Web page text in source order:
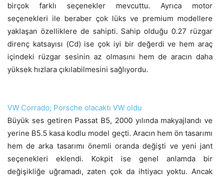
birçok farklı seçenekler mevcuttu. Ayrıca motor
seçenekleri ile beraber çok lüks ve premium modellere
yaklaşan özelliklere de sahipti. Sahip olduğu 0.27 rüzgar
direnç katsayısı (Cd) ise çok iyi bir değerdi ve hem araç
içindeki rüzgar sesinin az olmasını hem de aracın daha
yüksek hızlara çıkılabilmesini sağlıyordu.
VW Corrado; Porsche olacaktı VW oldu
Büyük ses getiren Passat B5, 2000 yılında makyajlandı ve
yerine B5.5 kasa kodlu model geçti. Aracın hem ön tasarımı
hem de arka tasarımı önemli oranda değişti ve yeni jant
seçenekleri eklendi. Kokpit ise genel anlamda bir
değişikliğe uğramadı, zaten çok da ihtiyacı yoktu. Ancak